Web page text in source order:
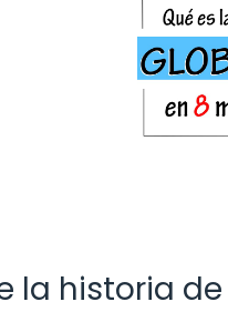
la historia